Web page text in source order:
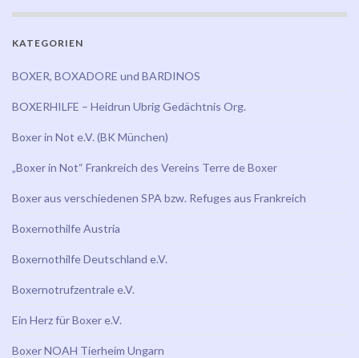
KATEGORIEN
BOXER, BOXADORE und BARDINOS
BOXERHILFE – Heidrun Ubrig Gedächtnis Org.
Boxer in Not e.V. (BK München)
„Boxer in Not“ Frankreich des Vereins Terre de Boxer
Boxer aus verschiedenen SPA bzw. Refuges aus Frankreich
Boxernothilfe Austria
Boxernothilfe Deutschland e.V.
Boxernotrufzentrale e.V.
Ein Herz für Boxer e.V.
Boxer NOAH Tierheim Ungarn